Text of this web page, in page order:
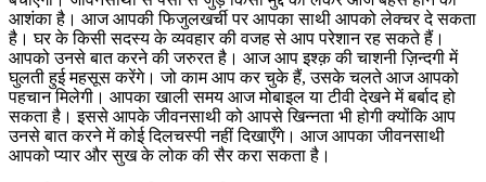
आशंका है। आज आपकी फिजुलखर्ची पर आपका साथी आपको लेक्चर दे सकता
है। घर के किसी सदस्य के व्यवहार की वजह से आप परेशान रह सकते हैं।
आपको उनसे बात करने की जरुरत है। आज आप इश्क़ की चाशनी ज़िन्दगी में
घुलती हुई महसूस करेंगे। जो काम आप कर चुके हैं, उसके चलते आज आपको
पहचान मिलेगी। आपका खाली समय आज मोबाइल या टीवी देखने में बर्बाद हो
सकता है। इससे आपके जीवनसाथी को आपसे खिन्नता भी होगी क्योंकि आप
उनसे बात करने में कोई दिलचस्पी नहीं दिखाएँगे। आज आपका जीवनसाथी
आपको प्यार और सुख के लोक की सैर करा सकता है।